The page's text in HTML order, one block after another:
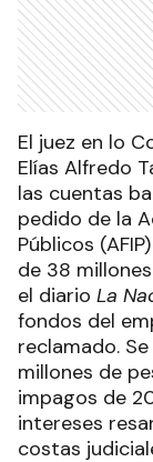
El juez en lo
Elías Alfredo
las cuentas
pedido de la
Públicos
de 38
el diario La
fondos del
reclamado.
millones de
impagos de
intereses
costas